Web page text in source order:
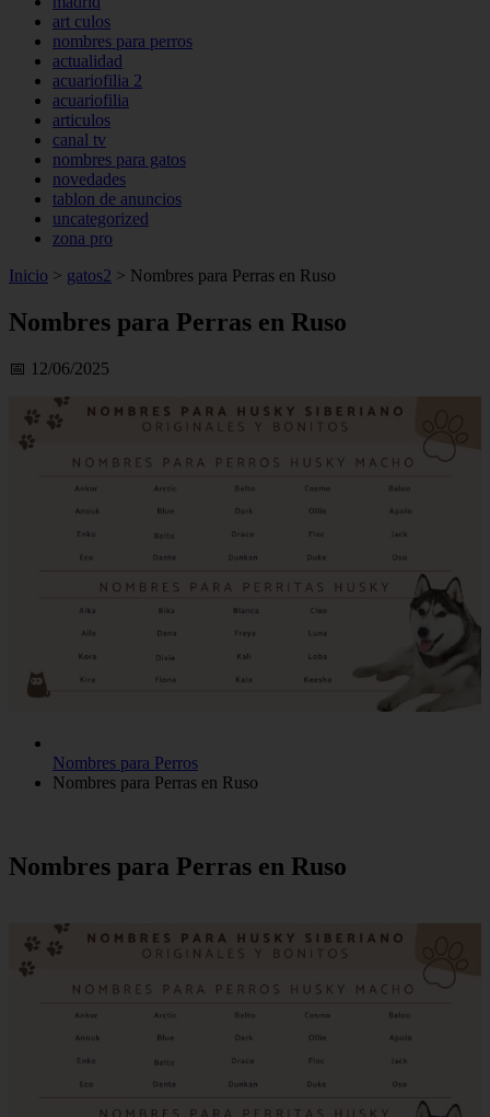
art culos
nombres para perros
actualidad
acuariofilia 2
acuariofilia
articulos
canal tv
nombres para gatos
novedades
tablon de anuncios
uncategorized
zona pro
Inicio > gatos2 > Nombres para Perras en Ruso
Nombres para Perras en Ruso
📅 12/06/2025
Nombres para Perros
Nombres para Perras en Ruso
Nombres para Perras en Ruso